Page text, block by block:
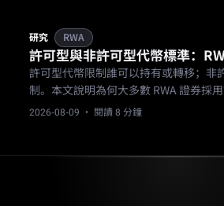
研究 RWA
許可型與非許可型代幣標準：
許可型代幣限制誰可以持有或轉移；非
制。本文說明為何大多數 RWA 證券採用
2026-08-09 · 閱讀 8 分鐘